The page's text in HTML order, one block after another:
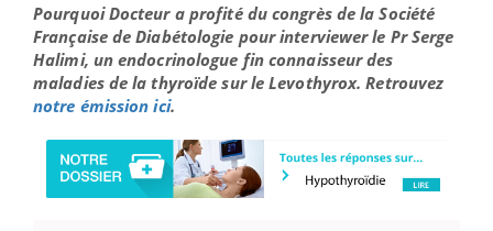
Pourquoi Docteur a profité du congrès de la Société
Française de Diabétologie pour interviewer le Pr Serge
Halimi, un endocrinologue fin connaisseur des
maladies de la thyroïde sur le Levothyrox. Retrouvez
notre émission ici.